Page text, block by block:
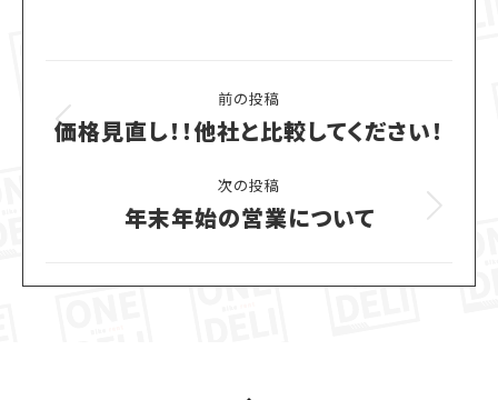
navigation
前の投稿
Previous
価格見直し！！他社と比較してください！
次の投稿
Next
年末年始の営業について